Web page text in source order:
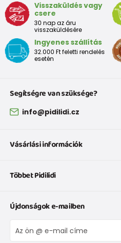
Visszaküldés vagy
csere
30 nap az áru
visszaküldésére
Ingyenes szállítás
32.000 Ft feletti rendelés
esetén
Segítségre van szüksége?
info@pidilidi.cz
Vásárlási információk
Szállítás és fizetés
Cipőmérettáblázat
IVisszaküldések és reklamációk
Panaszkezelési eljárás
Többet Pidilidi
Rólunk
Nagykereskedelem PiDiLiDi
Újdonságok e-mailben